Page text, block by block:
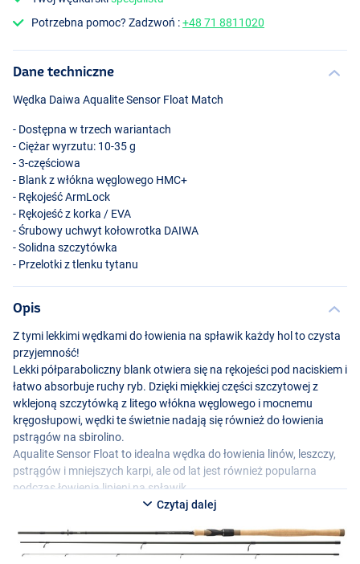
Potrzebna pomoc? Zadzwoń :+48 71 8811020
Dane techniczne
Wędka Daiwa Aqualite Sensor Float Match
- Dostępna w trzech wariantach
- Ciężar wyrzutu: 10-35 g
- 3-częściowa
- Blank z włókna węglowego HMC+
- Rękojeść ArmLock
- Rękojeść z korka / EVA
- Śrubowy uchwyt kołowrotka DAIWA
- Solidna szczytówka
- Przelotki z tlenku tytanu
Opis
Z tymi lekkimi wędkami do łowienia na spławik każdy hol to czysta
przyjemność!
Lekki półparaboliczny blank otwiera się na rękojeści pod naciskiem i
łatwo absorbuje ruchy ryb. Dzięki miękkiej części szczytowej z
wklejoną szczytówką z litego włókna węglowego i mocnemu
kręgosłupowi, wędki te świetnie nadają się również do łowienia
pstrągów na sbirolino.
Aqualite Sensor Float to idealna wędka do łowienia linów, leszczy,
pstrągów i mniejszych karpi, ale od lat jest również popularna
podczas łowienia lipieni na spławik.
Wyposażona w wykonaną na zamówienie korkową rękojeść
Dostępna w trzech wariantach
Czytaj dalej